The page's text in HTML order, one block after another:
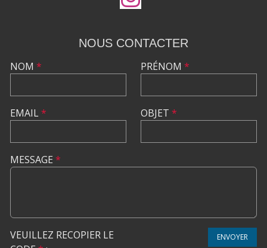
NOUS CONTACTER
NOM *
EMAIL*
PRÉNOM *
OBJET *
MESSAGE *
VEUILLEZ RECOPIER LE
ENVOYER